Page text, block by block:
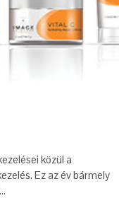
közül a
Ez az év bármely